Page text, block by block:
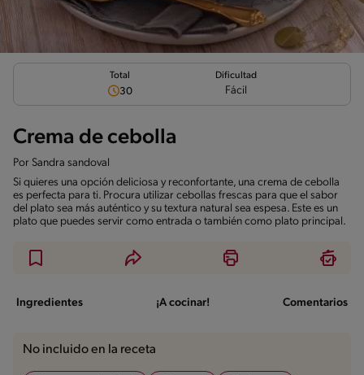
Total
30
Dificultad
Fácil
Crema de cebolla
Por Sandra sandoval
Si quieres una opción deliciosa y reconfortante, una crema de cebolla
es perfecta para ti. Procura utilizar cebollas frescas para que el sabor
del plato sea más auténtico y su textura natural sea espesa. Este es un
plato que puedes servir como entrada o también como plato principal.
Ingredientes ¡A cocinar! Comentarios
No incluido en la receta